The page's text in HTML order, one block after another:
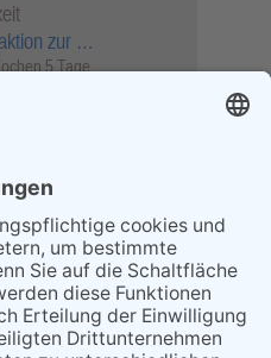
zur …
5 Tage
6 Tage
schlägt hohe
50 Wochen